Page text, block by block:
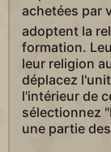
achetées par
adoptent la
formation.
leur religion
déplacez
l'intérieur de
sélectionnez
une partie